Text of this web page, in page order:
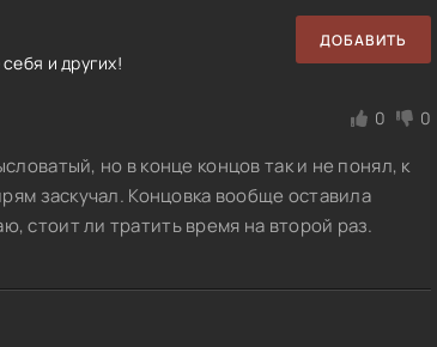
и других!
ДОБАВИТЬ
0 0
но в конце концов так и не понял, к
заскучал. Концовка вообще оставила
стоит ли тратить время на второй раз.